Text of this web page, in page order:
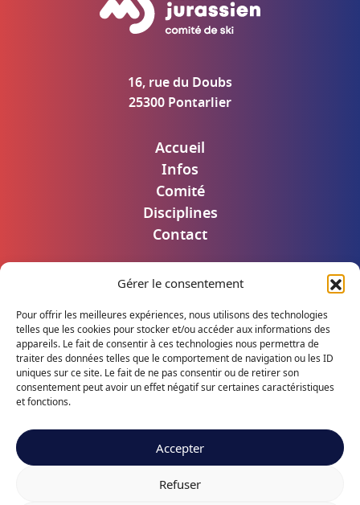
Gérer le consentement
Pour offrir les meilleures expériences, nous utilisons des technologies
telles que les cookies pour stocker et/ou accéder aux informations des
appareils. Le fait de consentir à ces technologies nous permettra de
traiter des données telles que le comportement de navigation ou les ID
uniques sur ce site. Le fait de ne pas consentir ou de retirer son
consentement peut avoir un effet négatif sur certaines caractéristiques
et fonctions.
Accepter
Refuser
16, rue du Doubs
25300 Pontarlier
Accueil
Infos
Comité
Disciplines
Contact
Mentions légales
Accès utilisateur
Suivez notre actualité